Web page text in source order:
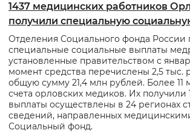
1437 медицинских работников
получили специальную
Отделения Социального фонда
специальные социальные выплаты
установленные правительством с
момент средства перечислены 2,5 тыс.
общую сумму 21,4 млн рублей. Более 11
счета орловских медиков. Их получили
выплаты осуществлены в 24 регионах
сведений, направленных
Социальный фонд.